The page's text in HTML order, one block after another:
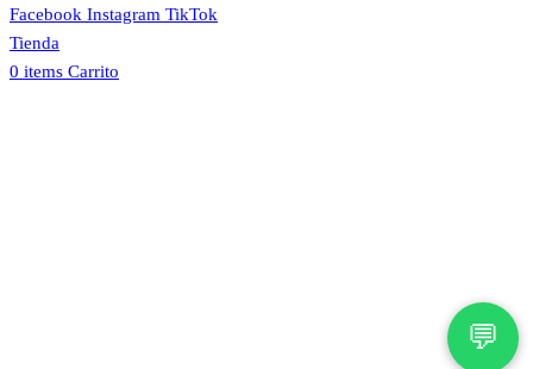
Facebook Instagram TikTok
💬
Tienda
0 items Carrito